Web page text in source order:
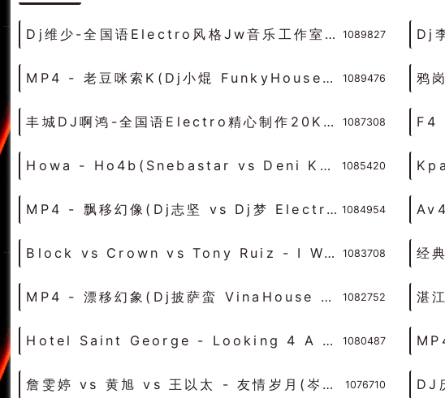
Dj维少-全国语Electro风格Jw音乐工作室惠州水口2024第4张串烧 - 慢摇串烧 超劲爆慢摇舞曲 慢嗨DJ串烧 1089827
MP4 - 老豆咪索K(Dj小焜 FunkyHouse Rmx 2024 粤语) - 中文Remix 中文CLUB 华语Remix 1089476
丰城DJ啊鸿-全国语Electro精心制作20K4最火离别开出花DJ串烧 - 慢摇串烧 超劲爆慢摇舞曲 慢嗨DJ串烧 1087308
Howa - Ho4b(Snebastar vs Deni Knight Mix)-女DeepHouse - HOUSE 电音HOUSE 电音DJ舞曲 1085420
MP4 - 飘移幻像(Dj志坚 vs Dj梦 ElectroHouse Rmx 2023 粤语) - 中文Remix 中文CLUB 华语Remix 1084954
Block vs Crown vs Tony Ruiz - I Want You 4Ever(Original Mix)-男BassHouse - HOUSE 电音HOUSE 电音DJ舞曲 1083708
MP4 - 漂移幻象(Dj披萨蛮 VinaHouse Rmx 2023 粤语) - 中文Remix 中文CLUB 华语Remix 1082752
Hotel Saint George - Looking 4 A Good Time(Mcii Electro Rmx 2023) - 独家舞曲 发布 优秀DJ舞曲 1080487
詹雯婷 vs 黄旭 vs 王以太 - 友情岁月(岑溪DJ辉仔 Electro Rmx 前任4英年早婚主题曲) - 独家舞曲 发布 优秀DJ舞曲 1076710